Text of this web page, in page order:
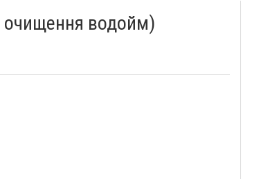
очищення водойм)